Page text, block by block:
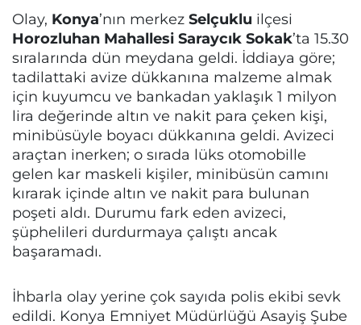
Olay, Konya’nın merkez Selçuklu ilçesi
Horozluhan Mahallesi Saraycık Sokak’ta 15.30
sıralarında dün meydana geldi. İddiaya göre;
tadilattaki avize dükkanına malzeme almak
için kuyumcu ve bankadan yaklaşık 1 milyon
lira değerinde altın ve nakit para çeken kişi,
minibüsüyle boyacı dükkanına geldi. Avizeci
araçtan inerken; o sırada lüks otomobille
gelen kar maskeli kişiler, minibüsün camını
kırarak içinde altın ve nakit para bulunan
poşeti aldı. Durumu fark eden avizeci,
şüphelileri durdurmaya çalıştı ancak
başaramadı.
İhbarla olay yerine çok sayıda polis ekibi sevk
edildi. Konya Emniyet Müdürlüğü Asayiş Şube